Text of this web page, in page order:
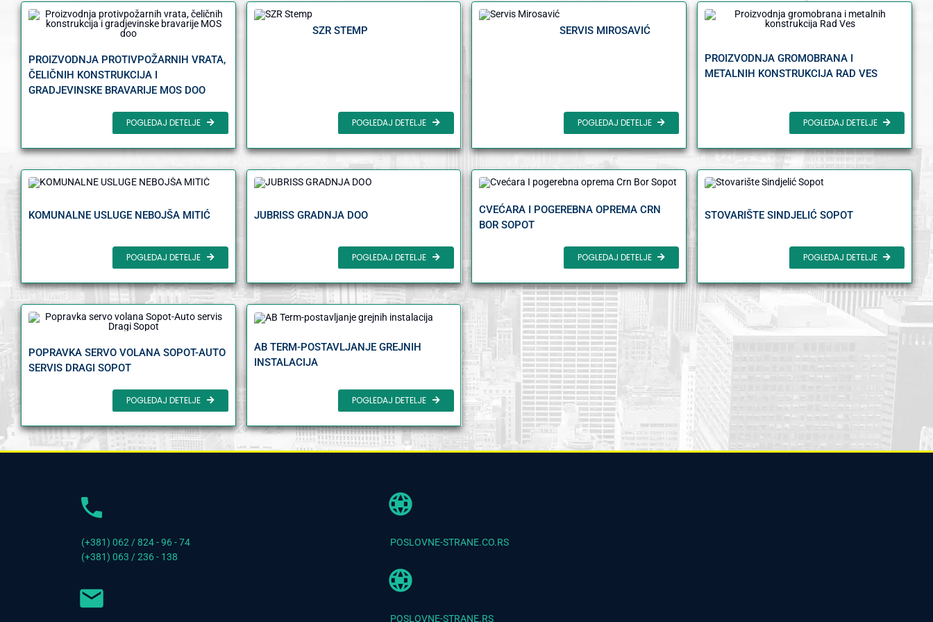
PROIZVODNJA PROTIVPOŽARNIH VRATA,
ČELIČNIH KONSTRUKCIJA I
GRADJEVINSKE BRAVARIJE MOS DOO
POGLEDAJ DETELJE
SZR STEMP
POGLEDAJ DETELJE
SERVIS MIROSAVIĆ
POGLEDAJ DETELJE
PROIZVODNJA GROMOBRANA I
METALNIH KONSTRUKCIJA RAD VES
POGLEDAJ DETELJE
KOMUNALNE USLUGE NEBOJŠA MITIĆ
POGLEDAJ DETELJE
JUBRISS GRADNJA DOO
POGLEDAJ DETELJE
CVEĆARA I POGEREBNA OPREMA CRN
BOR SOPOT
POGLEDAJ DETELJE
STOVARIŠTE SINDJELIĆ SOPOT
POGLEDAJ DETELJE
POPRAVKA SERVO VOLANA SOPOT-AUTO
SERVIS DRAGI SOPOT
POGLEDAJ DETELJE
AB TERM-POSTAVLJANJE GREJNIH
INSTALACIJA
POGLEDAJ DETELJE
(+381) 062 / 824 - 96 - 74
(+381) 063 / 236 - 138
POSLOVNE-STRANE.CO.RS
POSLOVNE-STRANE.RS